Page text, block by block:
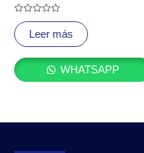
Valorado
con
0
de
Leer más
WHATSAPP